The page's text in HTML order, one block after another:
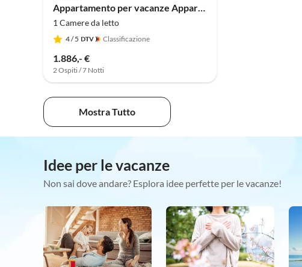
Appartamento per vacanze Appartamento vacanze Sonnenparadies
1 Camere da letto
4/ 5 Classificazione
1.886,- €
2 Ospiti / 7 Notti
Mostra Tutto
Idee per le vacanze
Non sai dove andare? Esplora idee perfette per le vacanze!